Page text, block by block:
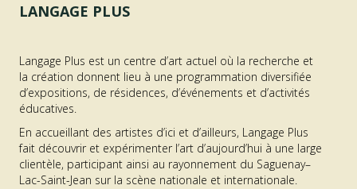
LANGAGE PLUS
Langage Plus est un centre d’art actuel où la recherche et
la création donnent lieu à une programmation diversifiée
d’expositions, de résidences, d’événements et d’activités
éducatives.
En accueillant des artistes d’ici et d’ailleurs, Langage Plus
fait découvrir et expérimenter l’art d’aujourd’hui à une large
clientèle, participant ainsi au rayonnement du Saguenay–
Lac-Saint-Jean sur la scène nationale et internationale.